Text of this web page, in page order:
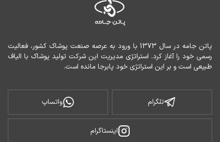
طبیعی است و بر این استراتژی خود پابرجا مانده است.
تلگرام واتساپ
اینستاگرام